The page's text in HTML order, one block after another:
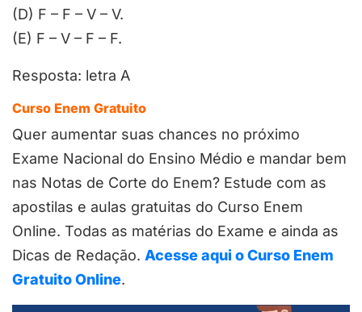
(D) F – F – V – V.
(E) F – V – F – F.
Resposta: letra A
Curso Enem Gratuito
Quer aumentar suas chances no próximo
Exame Nacional do Ensino Médio e mandar bem
nas Notas de Corte do Enem? Estude com as
apostilas e aulas gratuitas do Curso Enem
Online. Todas as matérias do Exame e ainda as
Dicas de Redação. Acesse aqui o Curso Enem
Gratuito Online.